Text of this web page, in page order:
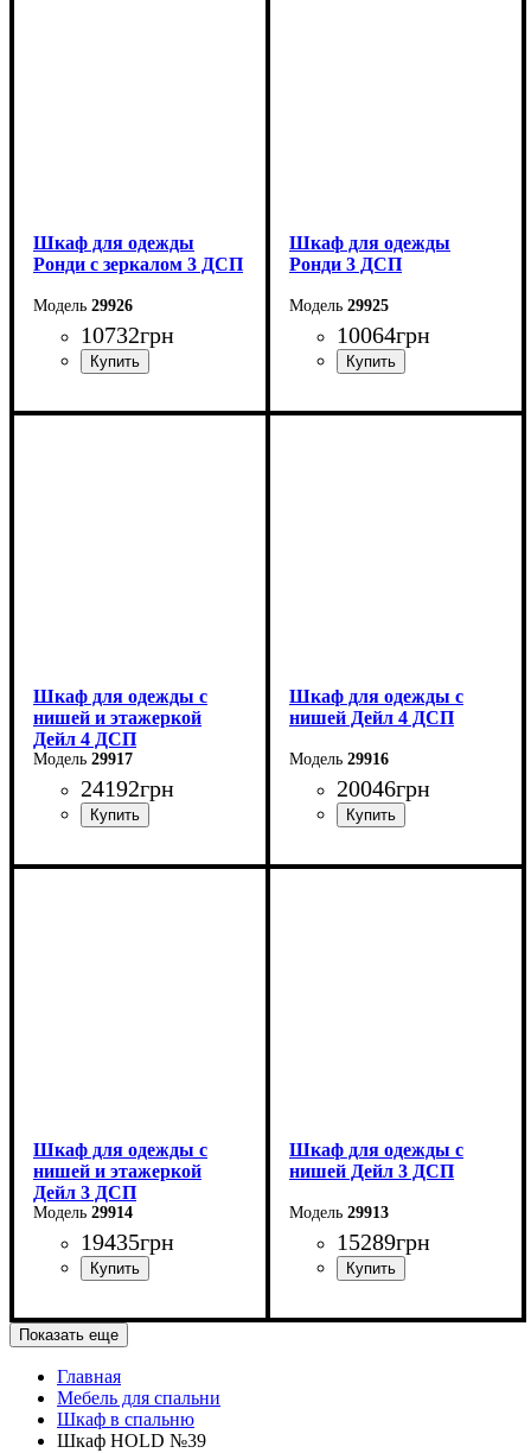
Шкаф для одежды
Ронди с зеркалом 3 ДСП
29926
10732грн
Ширина: 121 см
Шкаф для одежды
Ронди 3 ДСП
29925
10064грн
Ширина: 121 см
Шкаф для одежды с
нишей и этажеркой
Дейл 4 ДСП
29917
24192грн
Ширина: 234 см
Шкаф для одежды с
нишей Дейл 4 ДСП
29916
20046грн
Ширина: 206 см
Шкаф для одежды с
нишей и этажеркой
Дейл 3 ДСП
29914
19435грн
Ширина: 178 см
Высота: 220 см
Глубина: 52 см
Шкаф для одежды с
нишей Дейл 3 ДСП
29913
15289грн
Ширина: 150 см
Показать еще
Главная
Мебель для спальни
Шкаф в спальню
Шкаф НOLD №39